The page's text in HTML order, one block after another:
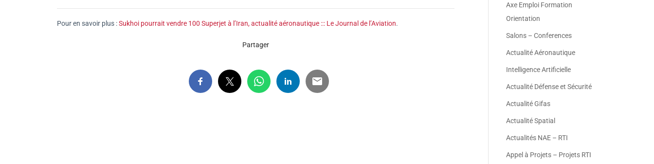
Pour en savoir plus :Sukhoi pourrait vendre 100 Superjet à l’Iran, actualité aéronautique ::: Le Journal de l’Aviation.
Partager
Axe Emploi Formation
Orientation
Salons – Conferences
Actualité Aéronautique
Intelligence Artificielle
Actualité Défense et Sécurité
Actualité Gifas
Actualité Spatial
Actualités NAE – RTI
Appel à Projets – Projets RTI